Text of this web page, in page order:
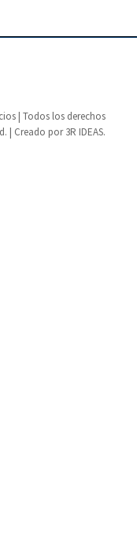
| Todos los derechos
| Creado por 3R IDEAS.